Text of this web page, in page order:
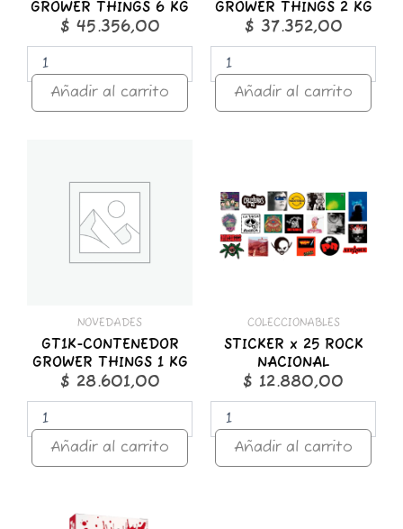
GROWER THINGS 6 KG
$ 45.356,00
Añadir al carrito
GROWER THINGS 2 KG
$ 37.352,00
Añadir al carrito
NOVEDADES
GT1K-CONTENEDOR
GROWER THINGS 1 KG
$ 28.601,00
GROWER
cantidad
Añadir al carrito
COLECCIONABLES
STICKER x 25 ROCK
NACIONAL
$ 12.880,00
ROCK
NACIONAL
cantidad
Añadir al carrito